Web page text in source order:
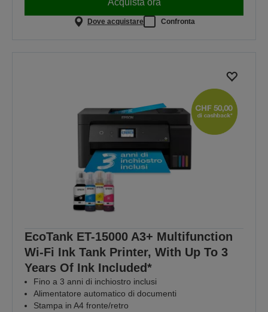
Dove acquistare Confronta
EcoTank ET-15000 A3+ Multifunction
Wi-Fi Ink Tank Printer, With Up To 3
Years Of Ink Included*
Fino a 3 anni di inchiostro inclusi
Alimentatore automatico di documenti
Stampa in A4 fronte/retro